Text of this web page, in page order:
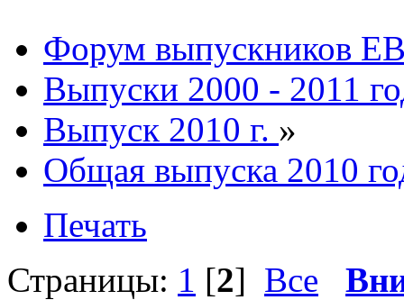
Форум выпускников
Выпуски 2000 - 2011
Выпуск 2010 г. »
Общая выпуска 2010
Печать
Страницы: 1 [2] Все